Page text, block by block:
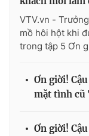
VTV.vn -
mồ hôi hột khi
trong tập 5 Ơn
Ơn giời!
mặt tình cũ
Ơn giời!